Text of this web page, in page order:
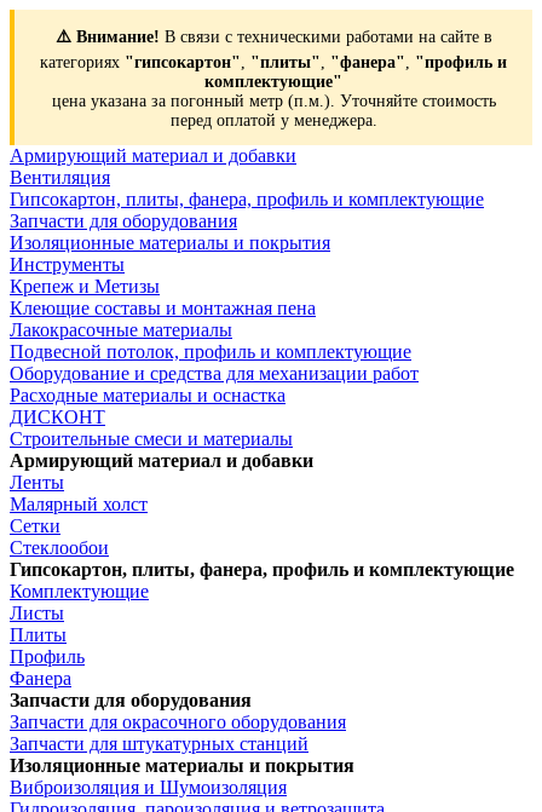
⚠️ Внимание! В связи с техническими работами на сайте в
категориях "гипсокартон", "плиты", "фанера", "профиль и
комплектующие"
цена указана за погонный метр (п.м.). Уточняйте стоимость
перед оплатой у менеджера.
Армирующий материал и добавки
Вентиляция
Гипсокартон, плиты, фанера, профиль и комплектующие
Запчасти для оборудования
Изоляционные материалы и покрытия
Инструменты
Крепеж и Метизы
Клеющие составы и монтажная пена
Лакокрасочные материалы
Подвесной потолок, профиль и комплектующие
Оборудование и средства для механизации работ
Расходные материалы и оснастка
ДИСКОНТ
Строительные смеси и материалы
Армирующий материал и добавки
Ленты
Малярный холст
Сетки
Стеклообои
Гипсокартон, плиты, фанера, профиль и комплектующие
Комплектующие
Листы
Плиты
Профиль
Фанера
Запчасти для оборудования
Запчасти для окрасочного оборудования
Запчасти для штукатурных станций
Изоляционные материалы и покрытия
Виброизоляция и Шумоизоляция